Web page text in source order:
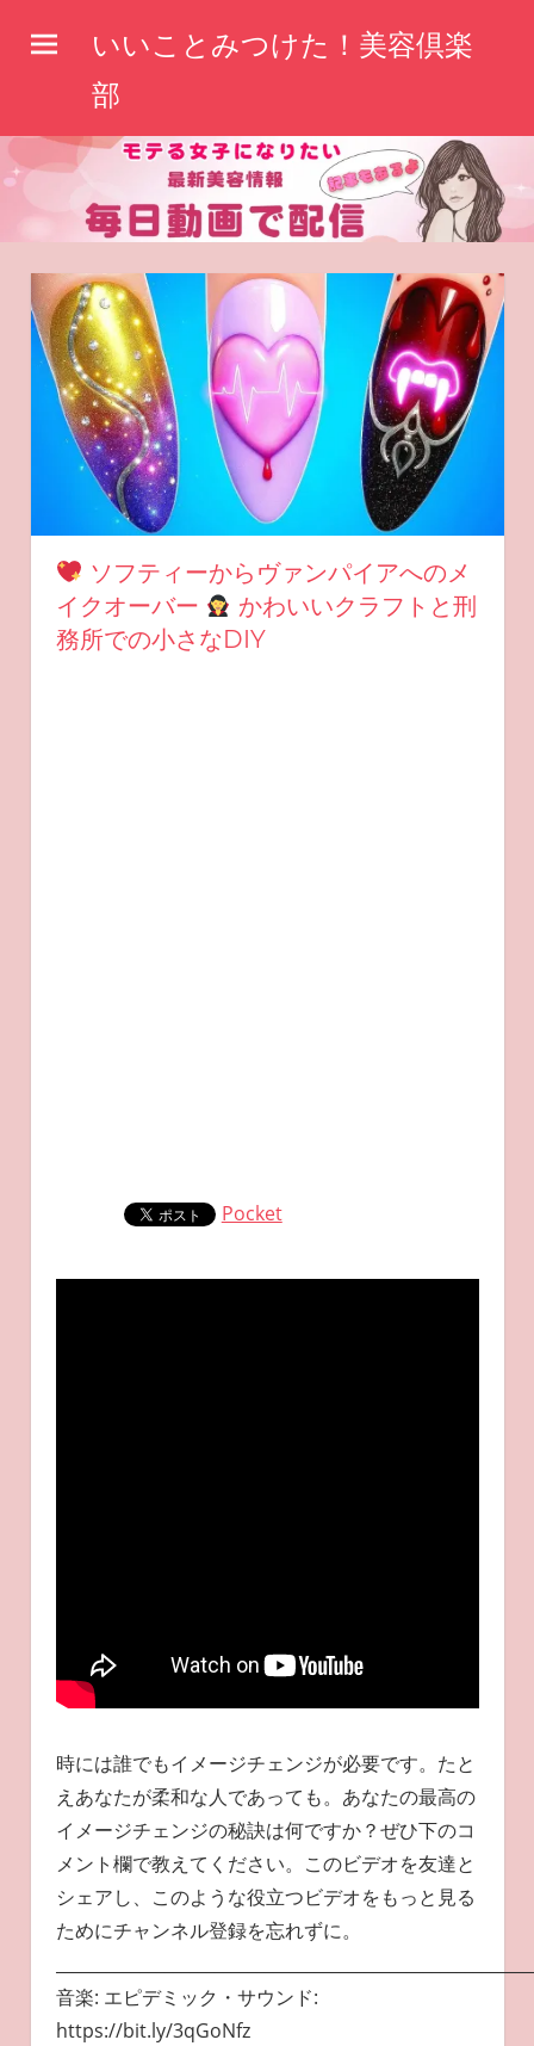
へ
いいことみつけた！美容倶楽
部
ソフティーからヴァンパイアへのメ
イクオーバー
かわいいクラフトと刑
務所での小さなDIY
Pocket
時には誰でもイメージチェンジが必要です。たと
えあなたが柔和な人であっても。あなたの最高の
イメージチェンジの秘訣は何ですか？ぜひ下のコ
メント欄で教えてください。このビデオを友達と
シェアし、このような役立つビデオをもっと見る
ためにチャンネル登録を忘れずに。
音楽: エピデミック・サウンド:
https://bit.ly/3qGoNfz